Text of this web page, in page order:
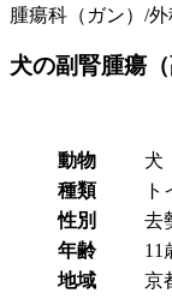
腫瘍科（ガン）/外
犬の副腎腫瘍
動物
犬
種類
性別
去
年齢
11
地域
京